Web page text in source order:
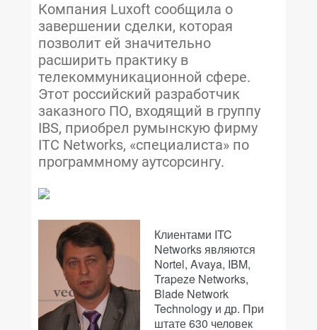
Компания Luxoft сообщила о
завершении сделки, которая
позволит ей значительно
расширить практику в
телекоммуникационной сфере.
Этот российский разработчик
заказного ПО, входящий в группу
IBS, приобрел румынскую фирму
ITC Networks, «специалиста» по
программному аутсорсингу.
Клиентами ITC
Networks являются
Nortel, Avaya, IBM,
Trapeze Networks,
Blade Network
Technology и др. При
штате 630 человек